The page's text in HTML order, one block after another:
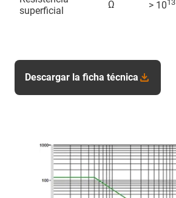
superficial
Ω > 1013
Descargar la ficha técnica